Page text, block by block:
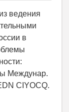
ведения
в
Междунар.
CIYOCQ.